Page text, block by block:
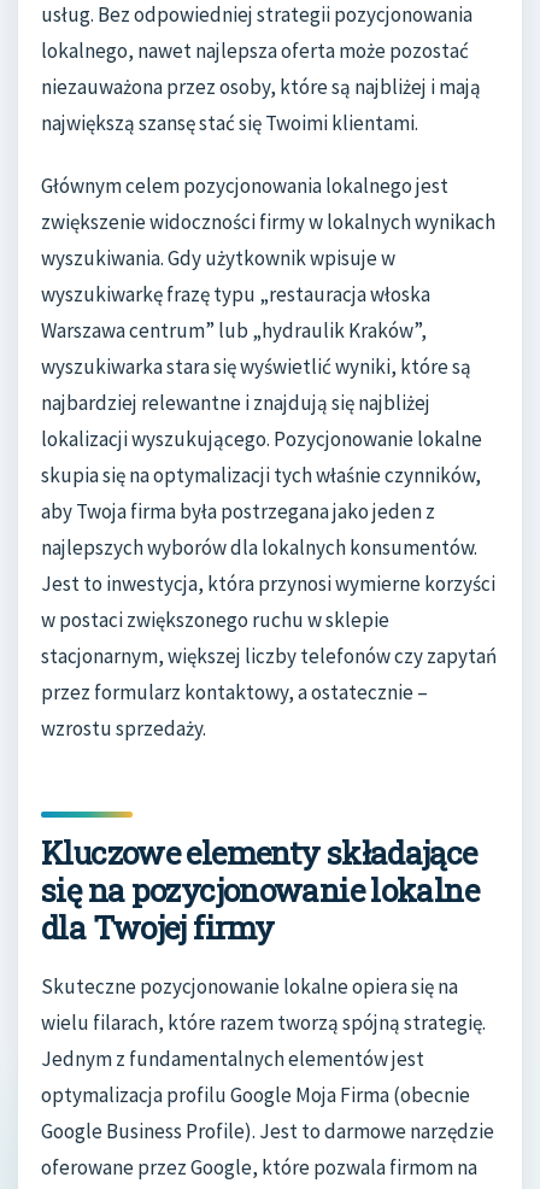
usług. Bez odpowiedniej strategii pozycjonowania
lokalnego, nawet najlepsza oferta może pozostać
niezauważona przez osoby, które są najbliżej i mają
największą szansę stać się Twoimi klientami.
Głównym celem pozycjonowania lokalnego jest
zwiększenie widoczności firmy w lokalnych wynikach
wyszukiwania. Gdy użytkownik wpisuje w
wyszukiwarkę frazę typu „restauracja włoska
Warszawa centrum” lub „hydraulik Kraków”,
wyszukiwarka stara się wyświetlić wyniki, które są
najbardziej relewantne i znajdują się najbliżej
lokalizacji wyszukującego. Pozycjonowanie lokalne
skupia się na optymalizacji tych właśnie czynników,
aby Twoja firma była postrzegana jako jeden z
najlepszych wyborów dla lokalnych konsumentów.
Jest to inwestycja, która przynosi wymierne korzyści
w postaci zwiększonego ruchu w sklepie
stacjonarnym, większej liczby telefonów czy zapytań
przez formularz kontaktowy, a ostatecznie –
wzrostu sprzedaży.
Kluczowe elementy składające
się na pozycjonowanie lokalne
dla Twojej firmy
Skuteczne pozycjonowanie lokalne opiera się na
wielu filarach, które razem tworzą spójną strategię.
Jednym z fundamentalnych elementów jest
optymalizacja profilu Google Moja Firma (obecnie
Google Business Profile). Jest to darmowe narzędzie
oferowane przez Google, które pozwala firmom na